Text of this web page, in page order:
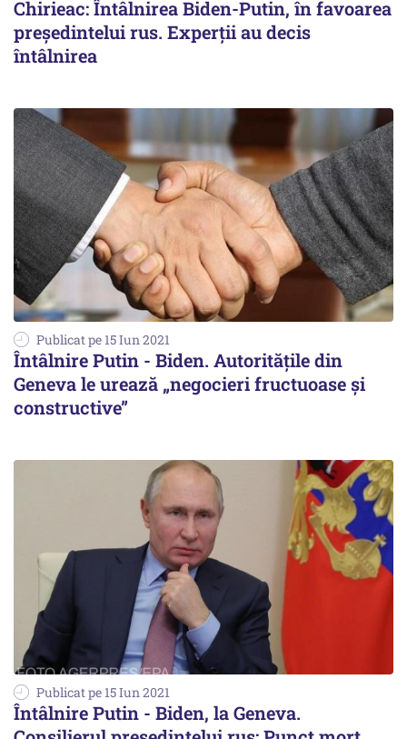
Chirieac: Întâlnirea Biden-Putin, în favoarea
preşedintelui rus. Experţii au decis
întâlnirea
Publicat pe 15 Iun 2021
Întâlnire Putin - Biden. Autoritățile din
Geneva le urează „negocieri fructuoase și
constructive”
Publicat pe 15 Iun 2021
Întâlnire Putin - Biden, la Geneva.